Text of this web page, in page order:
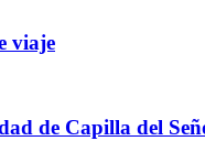
viaje
de Capilla del